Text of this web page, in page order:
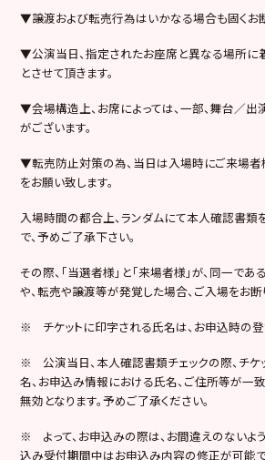
▼譲渡および転売行為はいかなる場合も固くお断
▼公演当日、指定されたお座席と異なる場所に
とさせて頂きます。
▼会場構造上、お席によっては、一部、舞台／
がございます。
▼転売防止対策の為、当日は入場時にご来場
をお願い致します。
入場時間の都合上、ランダムにて本人確認書類
で、予めご了承下さい。
その際、「当選者様」と「来場者様」が、同一で
や、転売や譲渡等が発覚した場合、ご入場をお断
※ チケットに印字される氏名は、お申込時の登
※ 公演当日、本人確認書類チェックの際、チケ
名、お申込み情報における氏名、ご住所等が一
無効となります。予めご了承ください。
※ よって、お申込みの際は、お間違えのないよう
込み受付期間中はお申込み内容の修正が可能